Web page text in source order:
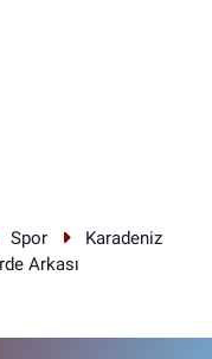
Spor
Karadeniz
Arkası